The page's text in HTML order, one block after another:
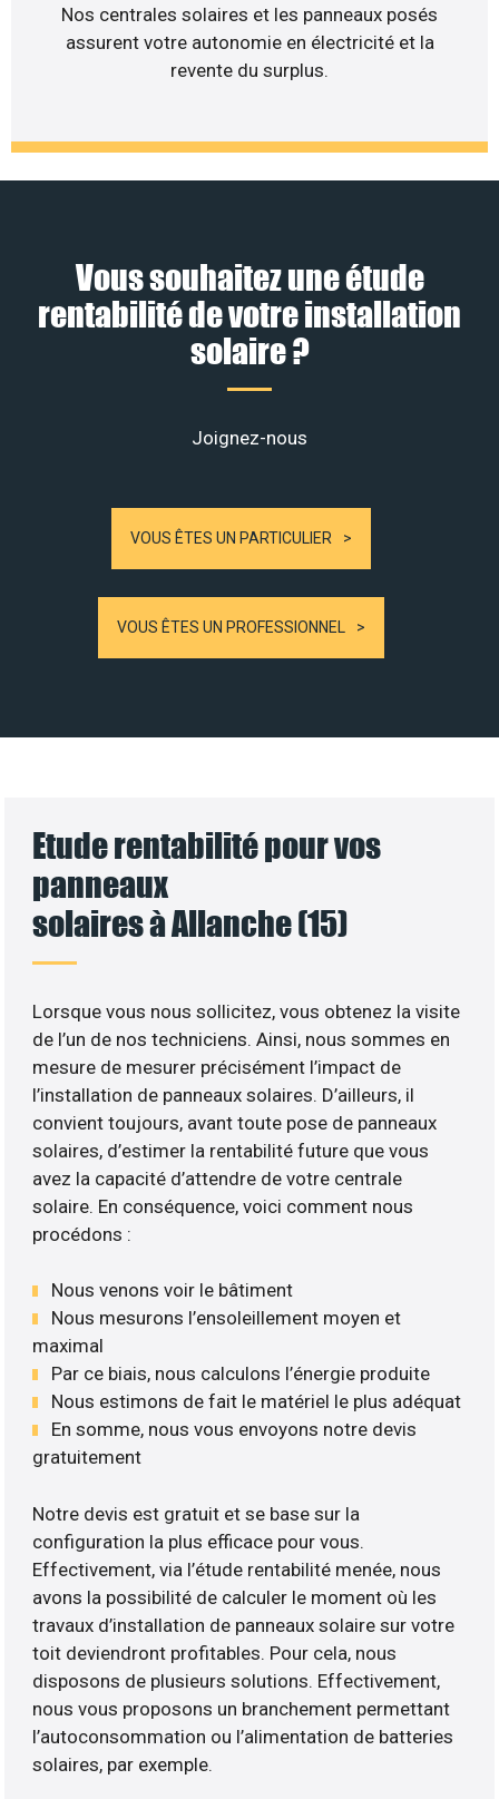
Nos centrales solaires et les panneaux posés
assurent votre autonomie en électricité et la
revente du surplus.
Vous souhaitez une étude
rentabilité de votre installation
solaire ?
Joignez-nous
VOUS ÊTES UN PARTICULIER
VOUS ÊTES UN PROFESSIONNEL
Etude rentabilité pour vos
panneaux
solaires à Allanche (15)
Lorsque vous nous sollicitez, vous obtenez la visite
de l’un de nos techniciens. Ainsi, nous sommes en
mesure de mesurer précisément l’impact de
l’installation de panneaux solaires. D’ailleurs, il
convient toujours, avant toute pose de panneaux
solaires, d’estimer la rentabilité future que vous
avez la capacité d’attendre de votre centrale
solaire. En conséquence, voici comment nous
procédons :
Nous venons voir le bâtiment
Nous mesurons l’ensoleillement moyen et
maximal
Par ce biais, nous calculons l’énergie produite
Nous estimons de fait le matériel le plus adéquat
En somme, nous vous envoyons notre devis
gratuitement
Notre devis est gratuit et se base sur la
configuration la plus efficace pour vous.
Effectivement, via l’étude rentabilité menée, nous
avons la possibilité de calculer le moment où les
travaux d’installation de panneaux solaire sur votre
toit deviendront profitables. Pour cela, nous
disposons de plusieurs solutions. Effectivement,
nous vous proposons un branchement permettant
l’autoconsommation ou l’alimentation de batteries
solaires, par exemple.